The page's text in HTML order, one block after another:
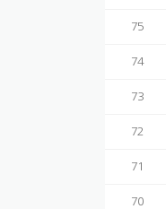
75
74
73
72
71
70